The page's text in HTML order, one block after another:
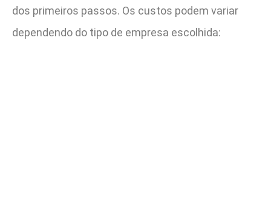
dos primeiros passos. Os custos podem variar
dependendo do tipo de empresa escolhida: